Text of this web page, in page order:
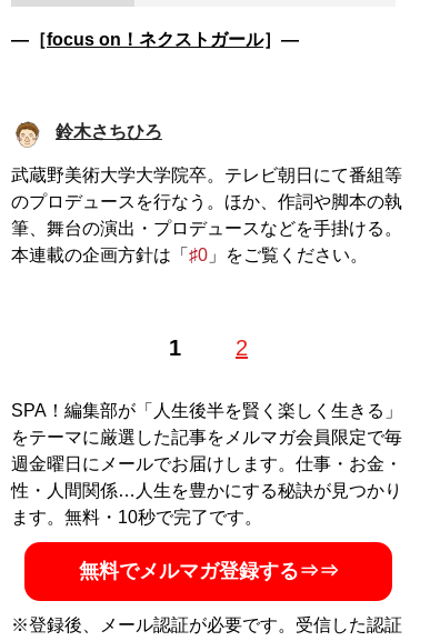
―［focus on！ネクストガール］―
鈴木さちひろ
武蔵野美術大学大学院卒。テレビ朝日にて番組等
のプロデュースを行なう。ほか、作詞や脚本の執
筆、舞台の演出・プロデュースなどを手掛ける。
本連載の企画方針は「 ♯0 」をご覧ください。
1 2
SPA！編集部が「人生後半を賢く楽しく生きる」
をテーマに厳選した記事をメルマガ会員限定で毎
週金曜日にメールでお届けします。仕事・お金・
性・人間関係…人生を豊かにする秘訣が見つかり
ます。無料・10秒で完了です。
無料でメルマガ登録する⇒⇒
※登録後、メール認証が必要です。受信した認証